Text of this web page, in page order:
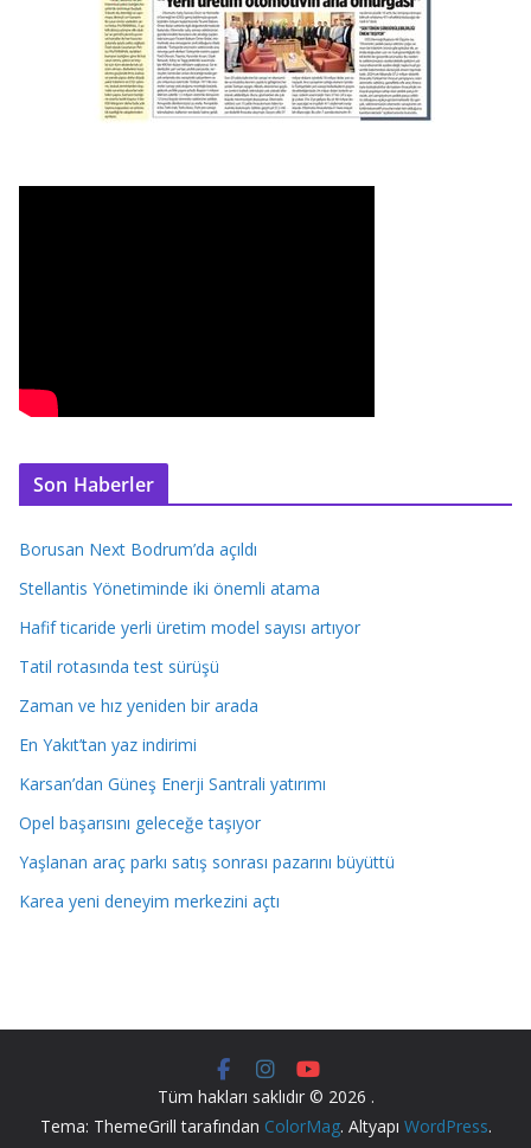
Son Haberler
Borusan Next Bodrum’da açıldı
Stellantis Yönetiminde iki önemli atama
Hafif ticaride yerli üretim model sayısı artıyor
Tatil rotasında test sürüşü
Zaman ve hız yeniden bir arada
En Yakıt’tan yaz indirimi
Karsan’dan Güneş Enerji Santrali yatırımı
Opel başarısını geleceğe taşıyor
Yaşlanan araç parkı satış sonrası pazarını büyüttü
Karea yeni deneyim merkezini açtı
Tüm hakları saklıdır © 2026 .
Tema: ThemeGrill tarafından ColorMag. Altyapı WordPress.